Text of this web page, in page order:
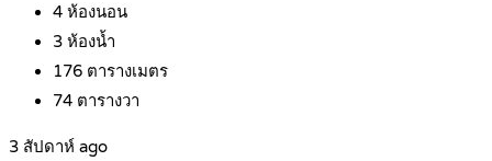
4 ห้องนอน
3 ห้องน้ำ
176 ตารางเมตร
74 ตารางวา
3 สัปดาห์ ago